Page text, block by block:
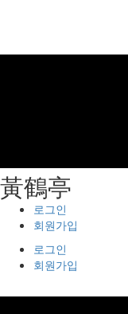
⿈鶴亭
로그인
회원가입
로그인
회원가입